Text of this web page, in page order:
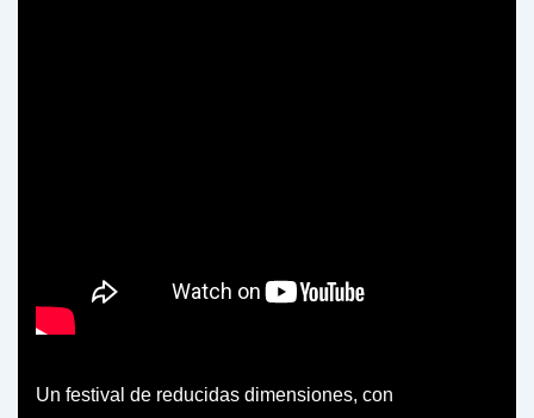
Un festival de reducidas dimensiones, con